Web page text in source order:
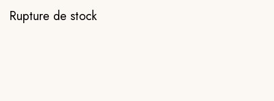
Rupture de stock